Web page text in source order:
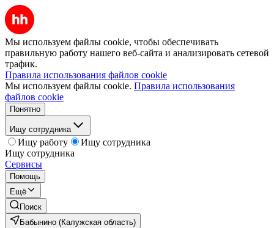
Мы используем файлы cookie, чтобы обеспечивать
правильную работу нашего веб-сайта и анализировать сетевой
трафик.
Правила использования файлов cookie
Мы используем файлы cookie. Правила использования
файлов cookie
Понятно
Ищу сотрудника
Ищу работу
Ищу сотрудника
Ищу сотрудника
Сервисы
Помощь
Ещё
Поиск
Бабынино (Калужская область)